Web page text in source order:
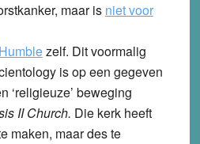
maar is niet voor
zelf. Dit voormalig
is op een gegeven
‘religieuze’ beweging
II Church. Die kerk heeft
maken, maar des te